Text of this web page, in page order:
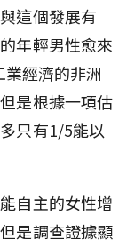
這個發展有
年輕男性愈來
經濟的非洲
是根據一項估
只有1/5能以
自主的女性增
是調查證據顯